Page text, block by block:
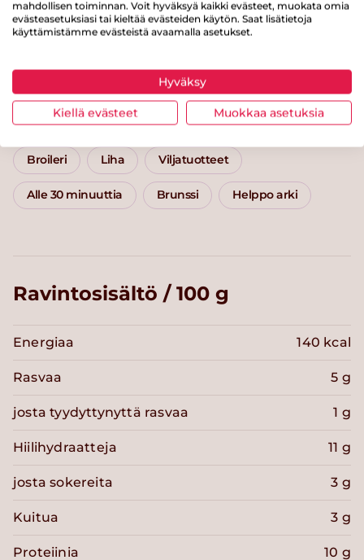
hapanimeläkastikkeessa
Pääruoat Pikaruoat Välipalat ja jälkiruoat
Broileri Liha Viljatuotteet
Alle 30 minuuttia Brunssi Helppo arki
Ravintosisältö / 100 g
Energiaa 140 kcal
Rasvaa 5 g
josta tyydyttynyttä rasvaa 1 g
Hiilihydraatteja 11 g
josta sokereita 3 g
Kuitua 3 g
Proteiinia 10 g
mahdollisen toiminnan. Voit hyväksyä kaikki evästeet, muokata omia
evästeasetuksiasi tai kieltää evästeiden käytön. Saat lisätietoja
käyttämistämme evästeistä avaamalla asetukset.
Hyväksy
Kiellä evästeet Muokkaa asetuksia